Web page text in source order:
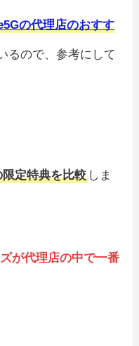
の代理店のおすす
るので、参考にして
定特典を比較 しま
が代理店の中で一番